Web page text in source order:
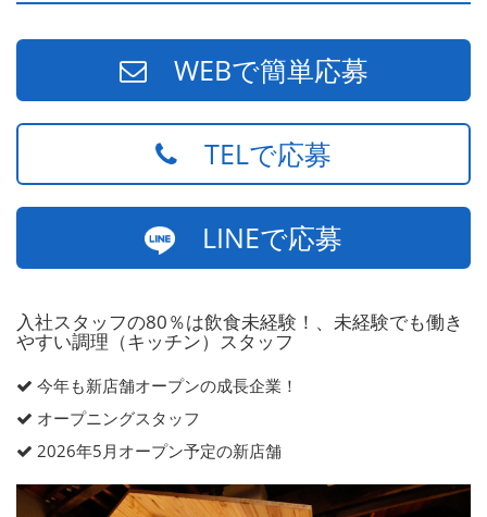
WEBで簡単応募
TELで応募
LINEで応募
入社スタッフの80％は飲食未経験！、未経験でも働き
やすい調理（キッチン）スタッフ
今年も新店舗オープンの成長企業！
オープニングスタッフ
2026年5月オープン予定の新店舗